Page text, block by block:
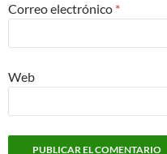
Correo electrónico *
Web